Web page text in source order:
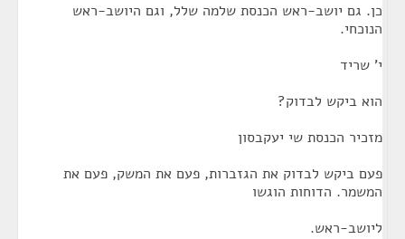
כן. גם יושב-ראש הכנסת שלמה שלל, וגם היושב-ראש
הנוכחי.
י' שריד
הוא ביקש לבדוק?
מזכיר הכנסת שי יעקבסון
פעם ביקש לבדוק את הגזברות, פעם את המשק, פעם את
המשמר. הדוחות הוגשו
ליושב-ראש.